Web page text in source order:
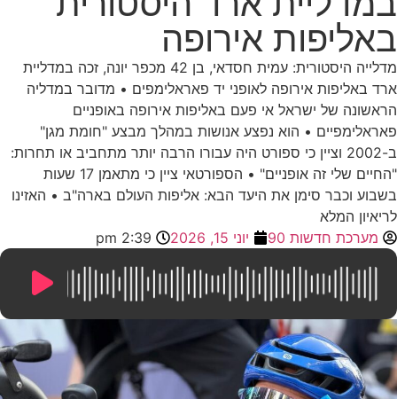
באליפות אירופה
מדלייה היסטורית: עמית חסדאי, בן 42 מכפר יונה, זכה במדליית
ארד באליפות אירופה לאופני יד פאראלימפים • מדובר במדליה
הראשונה של ישראל אי פעם באליפות אירופה באופניים
פאראלימפיים • הוא נפצע אנושות במהלך מבצע "חומת מגן"
ב-2002 וציין כי ספורט היה עבורו הרבה יותר מתחביב או תחרות:
"החיים שלי זה אופניים" • הספורטאי ציין כי מתאמן 17 שעות
בשבוע וכבר סימן את היעד הבא: אליפות העולם בארה"ב • האזינו
לריאיון המלא
מערכת חדשות 90
יוני 15, 2026 2:39 pm